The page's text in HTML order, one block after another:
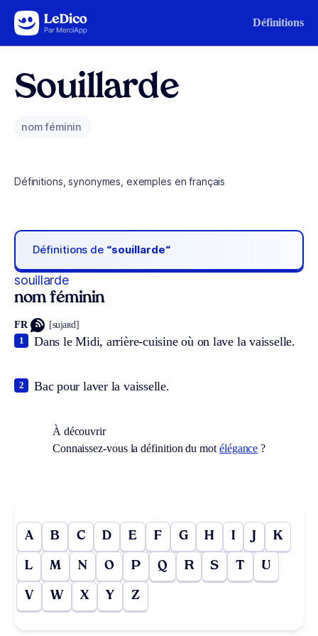
Aller au contenu Définitions
Souillarde
nom féminin
Définitions, synonymes, exemples en français
Définitions de “souillarde“
souillarde
nom féminin
FR [sujaʀd]
Dans le Midi, arrière-cuisine où on lave la vaisselle.
1
Bac pour laver la vaisselle.
2
À découvrir
Connaissez-vous la définition du mot élégance ?
A B C D E F G H I J K
L M N O P Q R S T U
V W X Y Z